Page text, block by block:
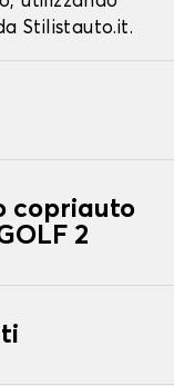
Stilistauto.it.
copriauto
2